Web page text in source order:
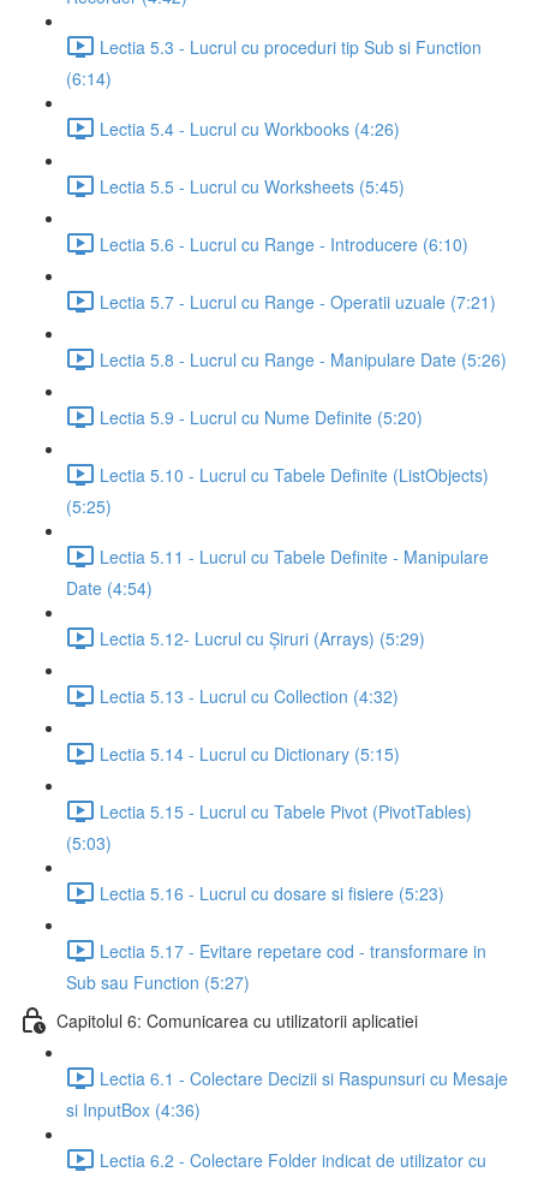
Lectia 5.3 - Lucrul cu proceduri tip Sub si Function
(6:14)
Lectia 5.4 - Lucrul cu Workbooks (4:26)
Lectia 5.5 - Lucrul cu Worksheets (5:45)
Lectia 5.6 - Lucrul cu Range - Introducere (6:10)
Lectia 5.7 - Lucrul cu Range - Operatii uzuale (7:21)
Lectia 5.8 - Lucrul cu Range - Manipulare Date (5:26)
Lectia 5.9 - Lucrul cu Nume Definite (5:20)
Lectia 5.10 - Lucrul cu Tabele Definite (ListObjects)
(5:25)
Lectia 5.11 - Lucrul cu Tabele Definite - Manipulare
Date (4:54)
Lectia 5.12- Lucrul cu Șiruri (Arrays) (5:29)
Lectia 5.13 - Lucrul cu Collection (4:32)
Lectia 5.14 - Lucrul cu Dictionary (5:15)
Lectia 5.15 - Lucrul cu Tabele Pivot (PivotTables)
(5:03)
Lectia 5.16 - Lucrul cu dosare si fisiere (5:23)
Lectia 5.17 - Evitare repetare cod - transformare in
Sub sau Function (5:27)
Capitolul 6: Comunicarea cu utilizatorii aplicatiei
Lectia 6.1 - Colectare Decizii si Raspunsuri cu Mesaje
si InputBox (4:36)
Lectia 6.2 - Colectare Folder indicat de utilizator cu